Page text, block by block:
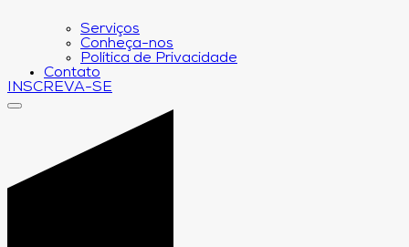
Serviços
Conheça-nos
Política de Privacidade
Contato
INSCREVA-SE